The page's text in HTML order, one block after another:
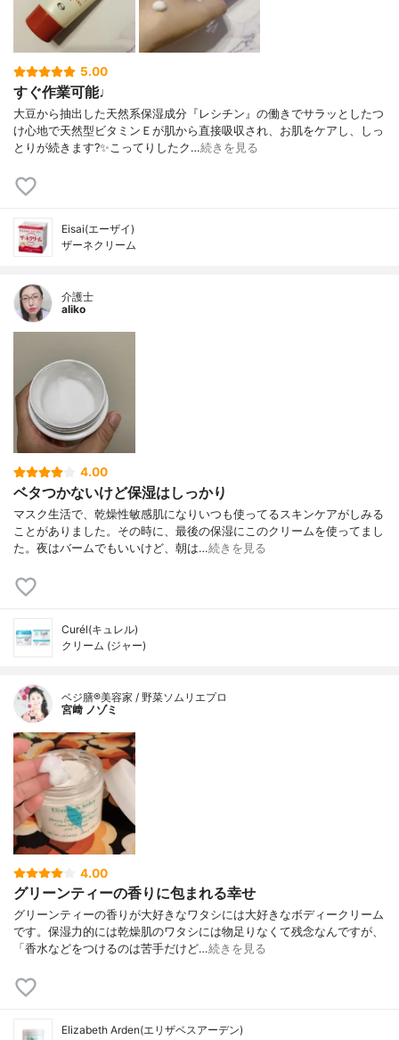
5.00
すぐ作業可能♩
大豆から抽出した天然系保湿成分『レシチン』の働きでサラッとしたつ
け心地で天然型ビタミンＥが肌から直接吸収され、お肌をケアし、しっ
とりが続きます?✨こってりしたク…続きを見る
Eisai(エーザイ)
ザーネクリーム
介護士
aliko
4.00
ベタつかないけど保湿はしっかり
マスク生活で、乾燥性敏感肌になりいつも使ってるスキンケアがしみる
ことがありました。その時に、最後の保湿にこのクリームを使ってまし
た。夜はバームでもいいけど、朝は…続きを見る
Curél(キュレル)
クリーム (ジャー)
ベジ膳®美容家 / 野菜ソムリエプロ
宮﨑 ノゾミ
4.00
グリーンティーの香りに包まれる幸せ
グリーンティーの香りが大好きなワタシには大好きなボディークリーム
です。保湿力的には乾燥肌のワタシには物足りなくて残念なんですが、
「香水などをつけるのは苦手だけど…続きを見る
Elizabeth Arden(エリザベスアーデン)